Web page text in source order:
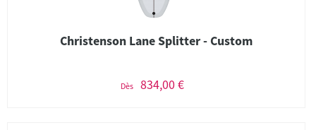
Christenson Lane Splitter - Custom
Dès 834,00 €